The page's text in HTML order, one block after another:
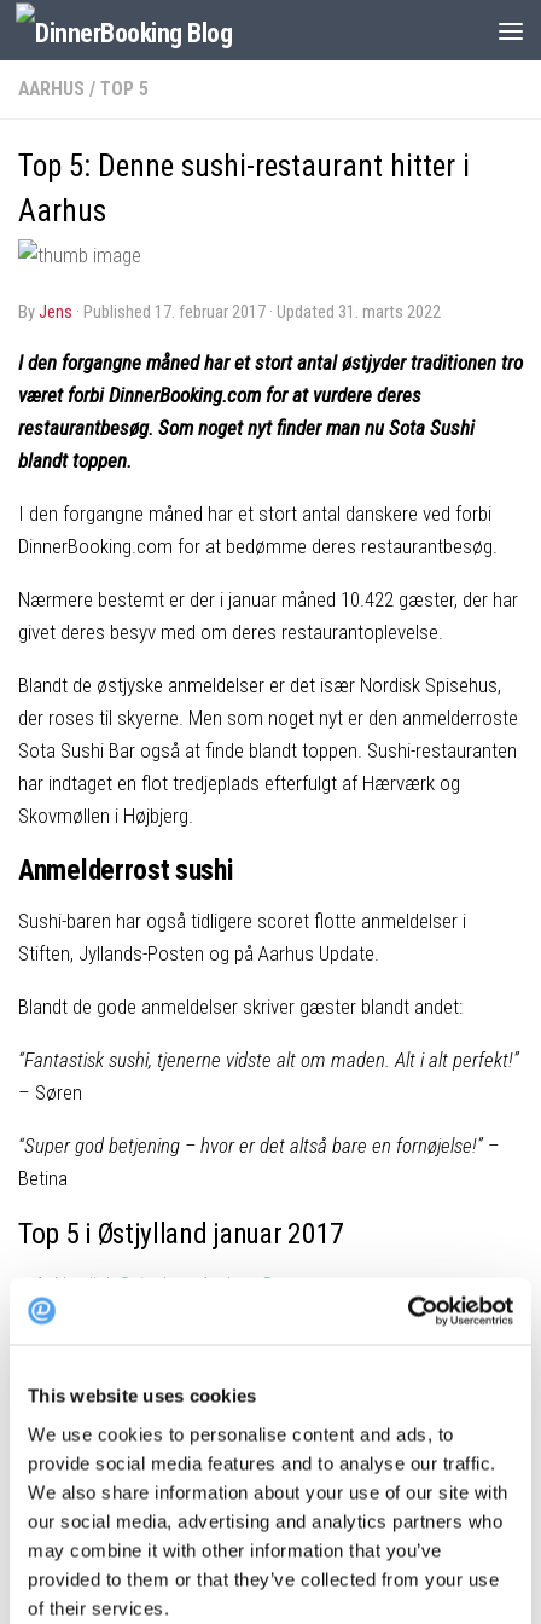
This website uses cookies
We use cookies to personalise content and ads, to
provide social media features and to analyse our traffic.
We also share information about your use of our site with
our social media, advertising and analytics partners who
may combine it with other information that you’ve
provided to them or that they’ve collected from your use
of their services.
AARHUS / TOP 5
Top 5: Denne sushi-restaurant hitter i
Aarhus
byJens · Published 17. februar 2017 · Updated 31. marts 2022
I den forgangne måned har et stort antal østjyder traditionen tro
været forbi DinnerBooking.com for at vurdere deres
restaurantbesøg. Som noget nyt finder man nu Sota Sushi
blandt toppen.
I den forgangne måned har et stort antal danskere ved forbi
DinnerBooking.com for at bedømme deres restaurantbesøg.
Nærmere bestemt er der i januar måned 10.422 gæster, der har
givet deres besyv med om deres restaurantoplevelse.
Blandt de østjyske anmeldelser er det især Nordisk Spisehus,
der roses til skyerne. Men som noget nyt er den anmelderroste
Sota Sushi Bar også at finde blandt toppen. Sushi-restauranten
har indtaget en flot tredjeplads efterfulgt af Hærværk og
Skovmøllen i Højbjerg.
Anmelderrost sushi
Sushi-baren har også tidligere scoret flotte anmeldelser i
Stiften, Jyllands-Posten og på Aarhus Update.
Blandt de gode anmeldelser skriver gæster blandt andet:
“Fantastisk sushi, tjenerne vidste alt om maden. Alt i alt perfekt!”
– Søren
“Super god betjening – hvor er det altså bare en fornøjelse!”–
Betina
Top 5 i Østjylland januar 2017
Nordisk Spisehus, Aarhus C
Kähler Villa Dining, Risskov
Hærværk, Aarhus C
Om opgørelsen
Hver gang en gæst booker bord via DinnerBooking.com, får
bookeren tilsendt et spørgeskema, hvor han/hun kan vurdere
restauranten ud fra mad, betjening, stemning, samlet vurdering
samt værdi for pengene. Det betyder, at en gæst kun kan